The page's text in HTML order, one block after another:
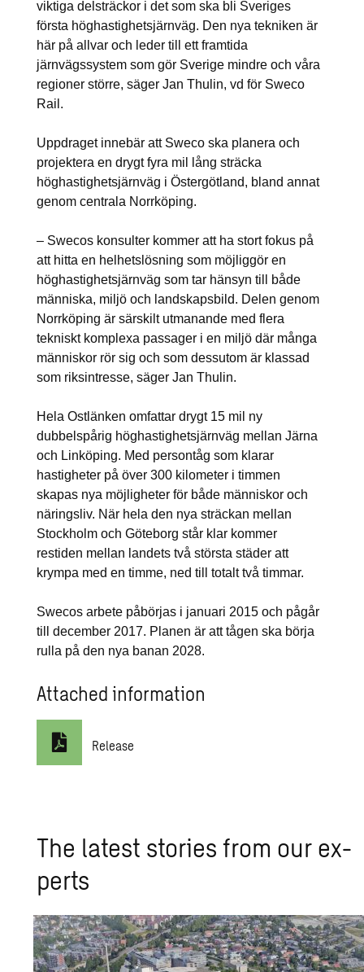
viktiga delsträckor i det som ska bli Sveriges
första höghastighetsjärnväg. Den nya tekniken är
här på allvar och leder till ett framtida
järnvägssystem som gör Sverige mindre och våra
regioner större, säger Jan Thulin, vd för Sweco
Rail.
Uppdraget innebär att Sweco ska planera och
projektera en drygt fyra mil lång sträcka
höghastighetsjärnväg i Östergötland, bland annat
genom centrala Norrköping.
– Swecos konsulter kommer att ha stort fokus på
att hitta en helhetslösning som möjliggör en
höghastighetsjärnväg som tar hänsyn till både
människa, miljö och landskapsbild. Delen genom
Norrköping är särskilt utmanande med flera
tekniskt komplexa passager i en miljö där många
människor rör sig och som dessutom är klassad
som riksintresse, säger Jan Thulin.
Hela Ostlänken omfattar drygt 15 mil ny
dubbelspårig höghastighetsjärnväg mellan Järna
och Linköping. Med persontåg som klarar
hastigheter på över 300 kilometer i timmen
skapas nya möjligheter för både människor och
näringsliv. När hela den nya sträckan mellan
Stockholm och Göteborg står klar kommer
restiden mellan landets två största städer att
krympa med en timme, ned till totalt två timmar.
Swecos arbete påbörjas i januari 2015 och pågår
till december 2017. Planen är att tågen ska börja
rulla på den nya banan 2028.
Attached information
Release
The lat­est sto­ries from our ex­
perts